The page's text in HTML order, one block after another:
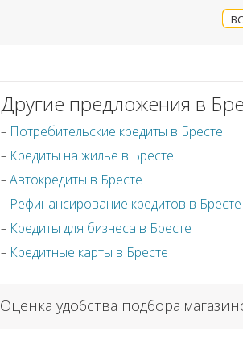
Другие предложения в
Потребительские кредиты в Бресте
Кредиты на жилье в Бресте
Автокредиты в Бресте
Рефинансирование кредитов в Бресте
Кредиты для бизнеса в Бресте
Кредитные карты в Бресте
Оценка удобства подбора